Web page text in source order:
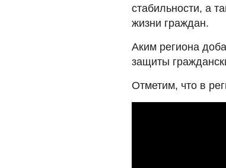
стабильности, а
жизни граждан.
Аким региона
защиты
Отметим, что в